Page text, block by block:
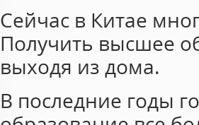
Сейчас в Китае
Получить высшее
выходя из дома.
В последние годы